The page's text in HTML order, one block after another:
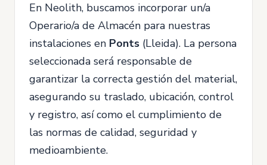
En Neolith, buscamos incorporar un/a
Operario/a de Almacén para nuestras
instalaciones en Ponts (Lleida). La persona
seleccionada será responsable de
garantizar la correcta gestión del material,
asegurando su traslado, ubicación, control
y registro, así como el cumplimiento de
las normas de calidad, seguridad y
medioambiente.